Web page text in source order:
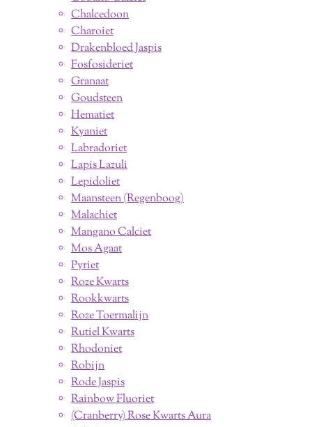
Chalcedoon
Charoiet
Drakenbloed Jaspis
Fosfosideriet
Granaat
Goudsteen
Hematiet
Kyaniet
Labradoriet
Lapis Lazuli
Lepidoliet
Maansteen (Regenboog)
Malachiet
Mangano Calciet
Mos Agaat
Pyriet
Roze Kwarts
Rookkwarts
Roze Toermalijn
Rutiel Kwarts
Rhodoniet
Robijn
Rode Jaspis
Rainbow Fluoriet
(Cranberry) Rose Kwarts Aura